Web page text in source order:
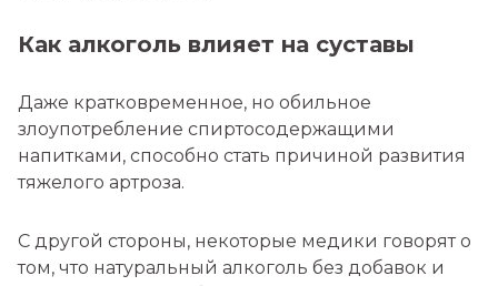
Как алкоголь влияет на суставы
Даже кратковременное, но обильное
злоупотребление спиртосодержащими
напитками, способно стать причиной развития
тяжелого артроза.
С другой стороны, некоторые медики говорят о
том, что натуральный алкоголь без добавок и